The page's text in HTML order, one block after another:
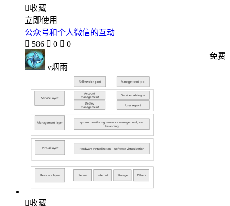
收藏
立即使用
公众号和个人微信的互动
 586  0  0
v烟雨
免费
收藏